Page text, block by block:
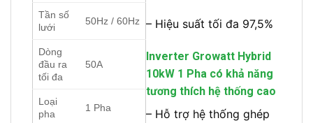
Tần số
lưới
50Hz / 60Hz
Dòng
đầu ra
tối đa
50A
Loại
pha
1 Pha
– Hiệu suất tối đa 97,5%
Inverter Growatt Hybrid
10kW 1 Pha có khả năng
tương thích hệ thống cao
– Hỗ trợ hệ thống ghép